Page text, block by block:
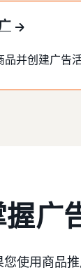
并创建广告活
握广
您使用商品